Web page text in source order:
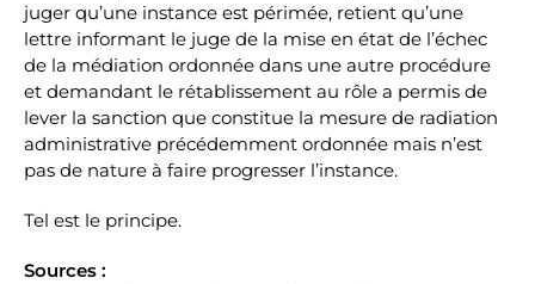
juger qu’une instance est périmée, retient qu’une
lettre informant le juge de la mise en état de l’échec
de la médiation ordonnée dans une autre procédure
et demandant le rétablissement au rôle a permis de
lever la sanction que constitue la mesure de radiation
administrative précédemment ordonnée mais n’est
pas de nature à faire progresser l’instance.
Tel est le principe.
Sources :